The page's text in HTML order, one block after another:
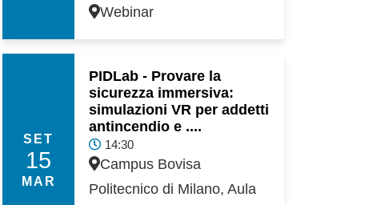
Webinar
SET
15
MAR
PIDLab - Provare la
sicurezza immersiva:
simulazioni VR per addetti
antincendio e ....
14:30
Campus Bovisa
Politecnico di Milano, Aula